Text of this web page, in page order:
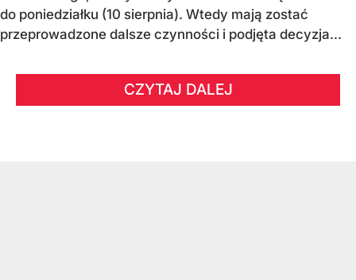
do poniedziałku (10 sierpnia). Wtedy mają zostać
przeprowadzone dalsze czynności i podjęta decyzja...
CZYTAJ DALEJ